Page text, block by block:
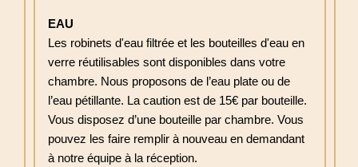
EAU
Les robinets d'eau filtrée et les bouteilles d'eau en
verre réutilisables sont disponibles dans votre
chambre. Nous proposons de l’eau plate ou de
l’eau pétillante. La caution est de 15€ par bouteille.
Vous disposez d’une bouteille par chambre. Vous
pouvez les faire remplir à nouveau en demandant
à notre équipe à la réception.